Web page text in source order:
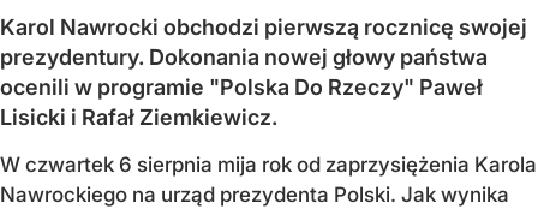
Karol Nawrocki obchodzi pierwszą rocznicę swojej
prezydentury. Dokonania nowej głowy państwa
ocenili w programie "Polska Do Rzeczy" Paweł
Lisicki i Rafał Ziemkiewicz.
W czwartek 6 sierpnia mija rok od zaprzysiężenia Karola
Nawrockiego na urząd prezydenta Polski. Jak wynika